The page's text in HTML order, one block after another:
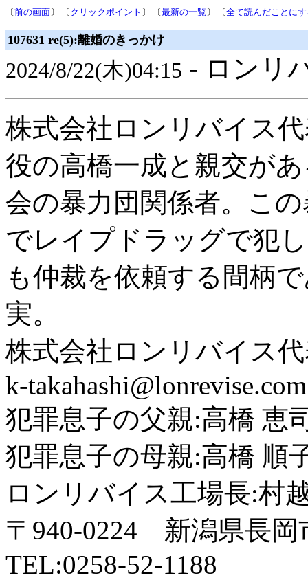
〔前の画面〕 〔 クリックポイント 〕 〔最新の一覧 〕 〔全て読んだことに
107631 re(5):離婚のきっかけ
2024/8/22(木)04:15 - ロンリ
株式会社ロンリバイス
役の高橋一成と親交が
会の暴力団関係者。こ
でレイプドラッグで犯
も仲裁を依頼する間柄
実。
株式会社ロンリバイス
k-takahashi@lonrevise.com
犯罪息子の父親:高橋 恵
犯罪息子の母親:高橋 順
ロンリバイス工場長:村
〒940-0224 新潟県長岡
TEL:0258-52-1188